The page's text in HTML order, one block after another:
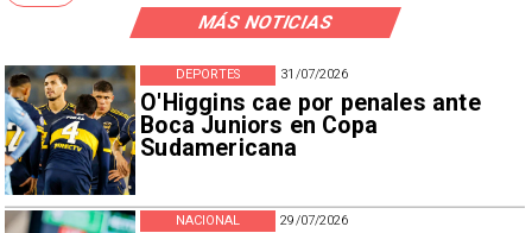
MÁS NOTICIAS
31/07/2026
O'Higgins cae por penales ante
Boca Juniors en Copa
Sudamericana
DEPORTES
29/07/2026
NACIONAL